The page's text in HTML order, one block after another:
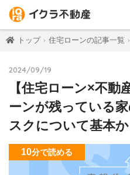
トップ 住宅ローンの記事一覧
2024/09/19
【住宅ローン×不動
ーンが残っている
スクについて基本
10分で読める